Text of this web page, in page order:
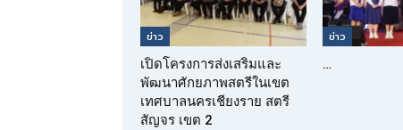
ข่าว
เปิดโครงการส่งเสริมและ
พัฒนาศักยภาพสตรีในเขต
เทศบาลนครเชียงราย สตรี
สัญจร เขต 2
ข่าว
…